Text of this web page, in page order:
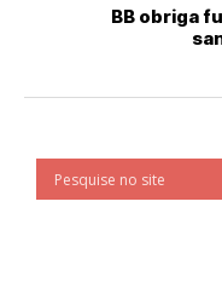
BB obriga